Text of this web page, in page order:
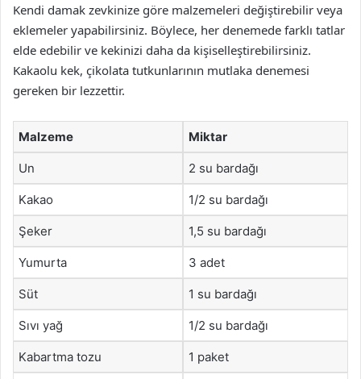
Kendi damak zevkinize göre malzemeleri değiştirebilir veya
eklemeler yapabilirsiniz. Böylece, her denemede farklı tatlar
elde edebilir ve kekinizi daha da kişiselleştirebilirsiniz.
Kakaolu kek, çikolata tutkunlarının mutlaka denemesi
gereken bir lezzettir.
Malzeme Miktar
Un 2 su bardağı
Kakao 1/2 su bardağı
Şeker 1,5 su bardağı
Yumurta 3 adet
Süt 1 su bardağı
Sıvı yağ 1/2 su bardağı
Kabartma tozu 1 paket